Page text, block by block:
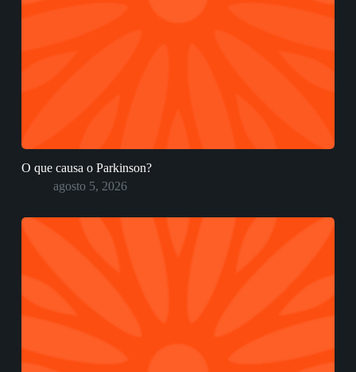
O que causa o Parkinson?
agosto 5, 2026